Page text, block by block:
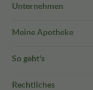
Unternehmen
Meine Apotheke
So geht's
Rechtliches